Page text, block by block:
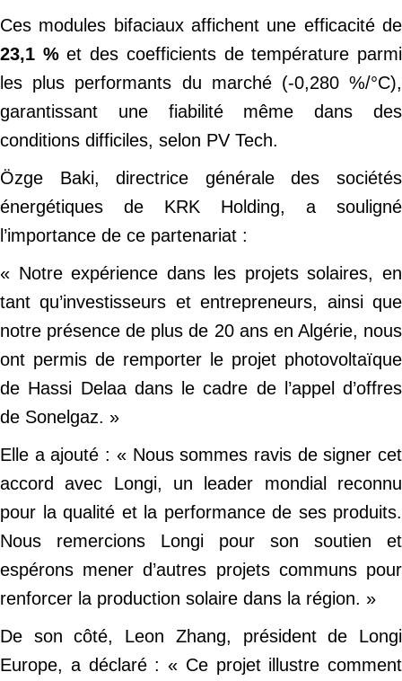
Ces modules bifaciaux affichent une efficacité de
23,1 %et des coefficients de température parmi
les plus performants du marché (-0,280 %/°C),
garantissant une fiabilité même dans des
conditions difficiles, selon PV Tech.
Özge Baki, directrice générale des sociétés
énergétiques de KRK Holding, a souligné
l’importance de ce partenariat :
« Notre expérience dans les projets solaires, en
tant qu’investisseurs et entrepreneurs, ainsi que
notre présence de plus de 20 ans en Algérie, nous
ont permis de remporter le projet photovoltaïque
de Hassi Delaa dans le cadre de l’appel d’offres
de Sonelgaz. »
Elle a ajouté : « Nous sommes ravis de signer cet
accord avec Longi, un leader mondial reconnu
pour la qualité et la performance de ses produits.
Nous remercions Longi pour son soutien et
espérons mener d’autres projets communs pour
renforcer la production solaire dans la région. »
De son côté, Leon Zhang, président de Longi
Europe, a déclaré : « Ce projet illustre comment